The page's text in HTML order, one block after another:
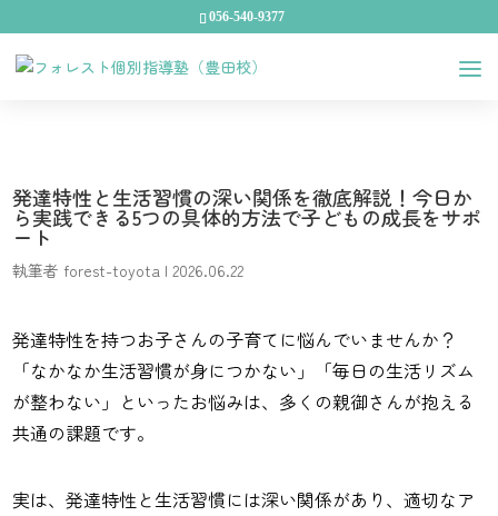
056-540-9377
発達特性と生活習慣の深い関係を徹底解説！今日か
ら実践できる5つの具体的方法で子どもの成長をサポ
ート
執筆者forest-toyota |2026.06.22
発達特性を持つお子さんの子育てに悩んでいませんか？
「なかなか生活習慣が身につかない」「毎日の生活リズム
が整わない」といったお悩みは、多くの親御さんが抱える
共通の課題です。
実は、発達特性と生活習慣には深い関係があり、適切なア